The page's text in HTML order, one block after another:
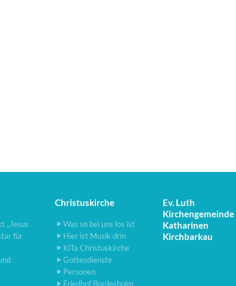
„Jesus
für
Christuskirche
Was so bei uns los ist
Hier ist Musik drin
KiTa Christuskirche
Gottesdienste
Personen
Friedhof Bordesholm
Ev. Luth
Kirchengemeinde
Katharinen
Kirchbarkau